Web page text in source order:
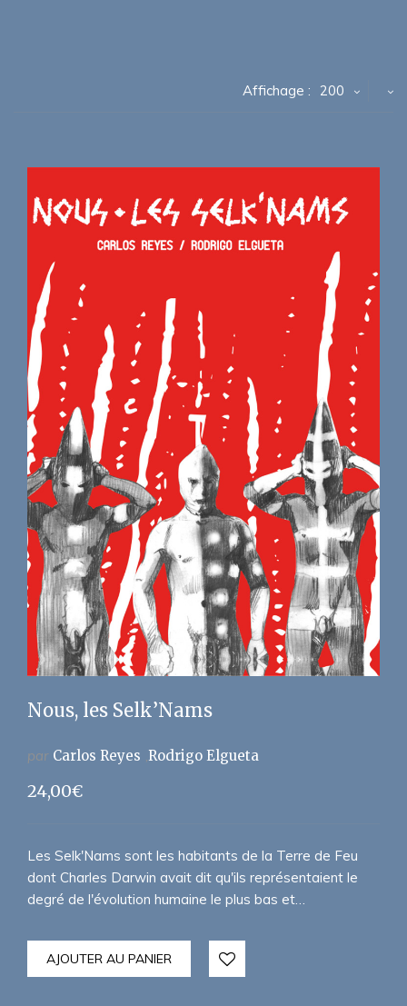
Affichage : 200
Nous, les Selk’Nams
par Carlos Reyes Rodrigo Elgueta
24,00€
Les Selk'Nams sont les habitants de la Terre de Feu
dont Charles Darwin avait dit qu'ils représentaient le
degré de l'évolution humaine le plus bas et…
AJOUTER AU PANIER